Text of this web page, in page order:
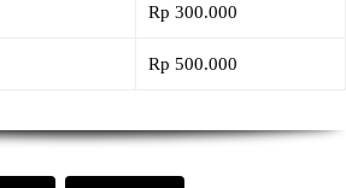
Rp 300.000
Rp 500.000